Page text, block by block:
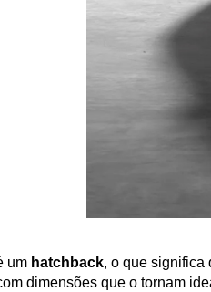
um hatchback, o que significa
dimensões que o tornam